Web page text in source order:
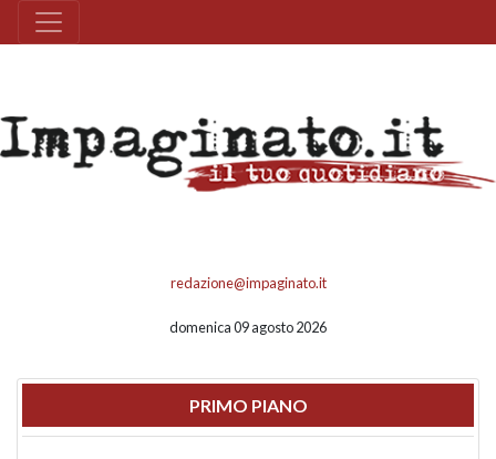
redazione@impaginato.it
domenica 09 agosto 2026
PRIMO PIANO